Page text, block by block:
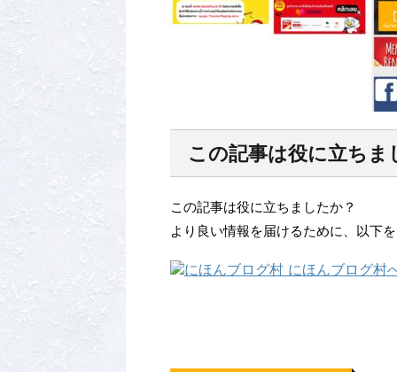
この記事は役に立ちま
この記事は役に立ちましたか？
より良い情報を届けるために、以下